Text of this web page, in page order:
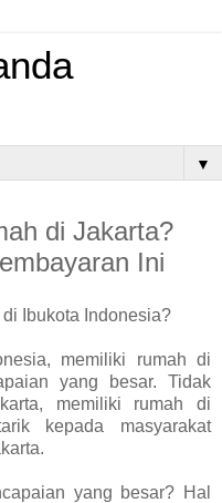
▼
di Jakarta?
Ini
Ibukota Indonesia?
memiliki rumah di
yang besar. Tidak
memiliki rumah di
kepada masyarakat
yang besar? Hal